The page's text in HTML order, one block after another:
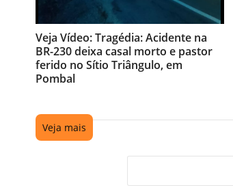
Veja Vídeo: Tragédia: Acidente na
BR-230 deixa casal morto e pastor
ferido no Sítio Triângulo, em
Pombal
Veja mais